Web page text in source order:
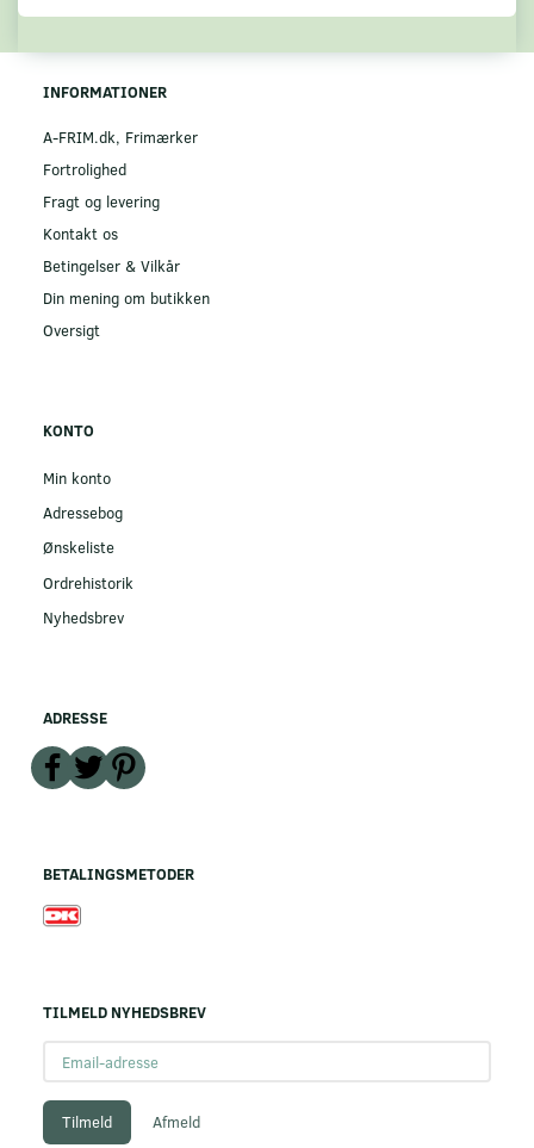
INFORMATIONER
A-FRIM.dk, Frimærker
Fortrolighed
Fragt og levering
Kontakt os
Betingelser & Vilkår
Din mening om butikken
Oversigt
KONTO
Min konto
Adressebog
Ønskeliste
Ordrehistorik
Nyhedsbrev
ADRESSE
BETALINGSMETODER
TILMELD NYHEDSBREV
adresse
Tilmeld Afmeld